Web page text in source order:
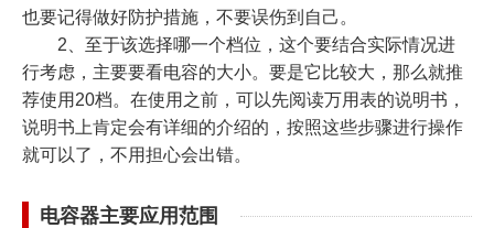
也要记得做好防护措施，不要误伤到自己。
2、至于该选择哪一个档位，这个要结合实际情况进
行考虑，主要要看电容的大小。要是它比较大，那么就推
荐使用20档。在使用之前，可以先阅读万用表的说明书，
说明书上肯定会有详细的介绍的，按照这些步骤进行操作
就可以了，不用担心会出错。
电容器主要应用范围